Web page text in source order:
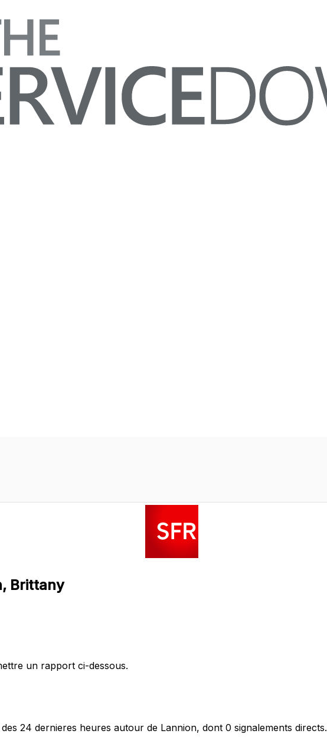
Brittany
un rapport ci-dessous.
24 dernieres heures autour de Lannion, dont 0 signalements directs.